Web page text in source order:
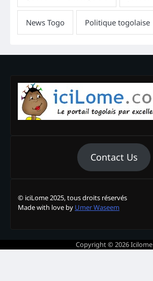
Contact Us
© iciLome 2025, tous droits réservés
Made with love by Umer Waseem
Copyright © 2026Icilome